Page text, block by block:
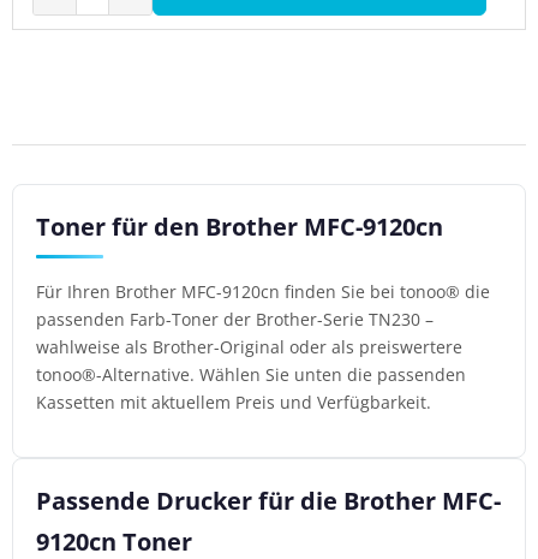
Toner für den Brother MFC-9120cn
Für Ihren Brother MFC-9120cn finden Sie bei tonoo® die
passenden Farb-Toner der Brother-Serie TN230 –
wahlweise als Brother-Original oder als preiswertere
tonoo®-Alternative. Wählen Sie unten die passenden
Kassetten mit aktuellem Preis und Verfügbarkeit.
Passende Drucker für die Brother MFC-
9120cn Toner